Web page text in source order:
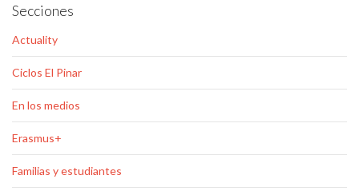
Secciones
Actuality
Ciclos El Pinar
En los medios
Erasmus+
Familias y estudiantes